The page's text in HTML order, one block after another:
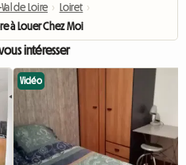
de Loire › Loiret ›
à Louer Chez Moi
intéresser
Vidéo